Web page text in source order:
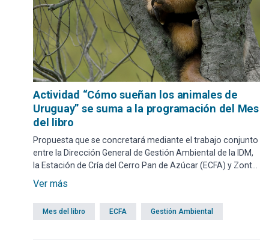
Actividad “Cómo sueñan los animales de
Uruguay” se suma a la programación del Mes
del libro
Propuesta que se concretará mediante el trabajo conjunto
entre la Dirección General de Gestión Ambiental de la IDM,
la Estación de Cría del Cerro Pan de Azúcar (ECFA) y Zonta
Maldonado-Punta del Este; tendrá lugar a las 9.30 horas de
Artigas.
Ver más
Mes del libro ECFA Gestión Ambiental